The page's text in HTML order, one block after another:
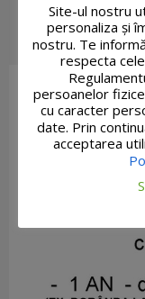
Site-ul nostru
personaliza și
nostru. Te
respecta
persoanelor
cu caracter
date. Prin
acceptarea